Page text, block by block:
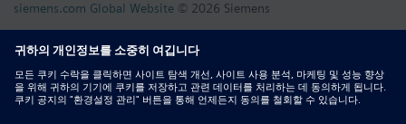
siemens.com Global Website © 2026 Siemens
Whistleblowing
Corporate Information
DMCA
Privacy Notice
Terms of Use
Digital ID
Report Piracy